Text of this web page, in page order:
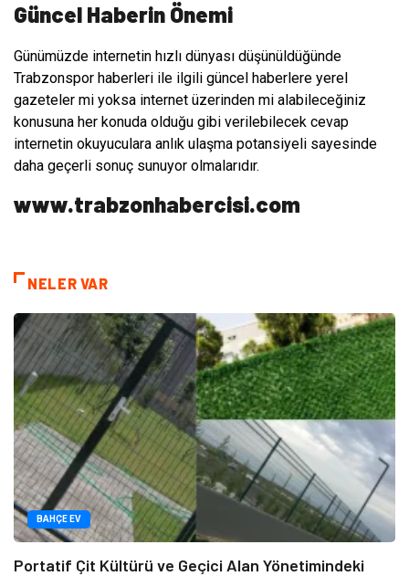
Güncel Haberin Önemi
Günümüzde internetin hızlı dünyası düşünüldüğünde
Trabzonspor haberleri ile ilgili güncel haberlere yerel
gazeteler mi yoksa internet üzerinden mi alabileceğiniz
konusuna her konuda olduğu gibi verilebilecek cevap
internetin okuyuculara anlık ulaşma potansiyeli sayesinde
daha geçerli sonuç sunuyor olmalarıdır.
www.trabzonhabercisi.com
NELER VAR
BAHÇE EV
Portatif Çit Kültürü ve Geçici Alan Yönetimindeki